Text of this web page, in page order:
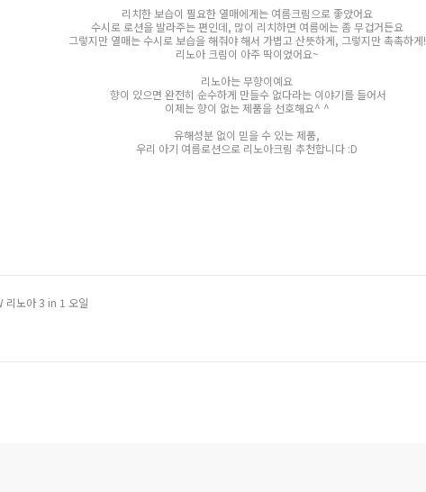
리치한 보습이 필요한 열매에게는 여름크림으로 좋았어요
수시로 로션을 발라주는 편인데, 많이 리치하면 여름에는 좀 무겁거든요
그렇지만 열매는 수시로 보습을 해줘야 해서 가볍고 산뜻하게, 그렇지만 촉촉하게!
리노아 크림이 아주 딱이었어요~
리노아는 무향이예요
향이 있으면 완전히 순수하게 만들수 없다라는 이야기를 들어서
이제는 향이 없는 제품을 선호해요^ ^
유해성분 없이 믿을 수 있는 제품,
우리 아기 여름로션으로 리노아크림 추천합니다 :D
리노아 3 in 1 오일